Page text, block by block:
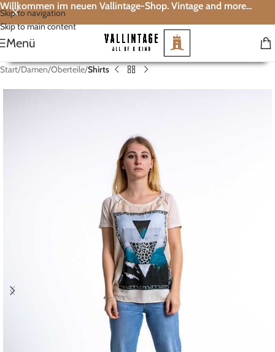
Skip to navigation
Skip to main content
Willkommen im neuen Vallintage-Shop. Vintage and more...
Menü
Start Damen Oberteile Shirts